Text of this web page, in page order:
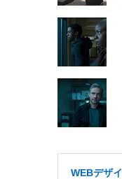
WEBデザ